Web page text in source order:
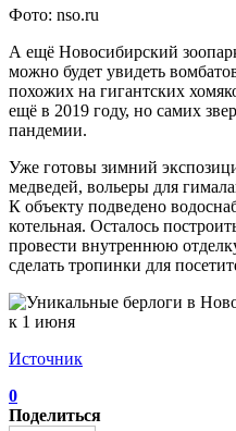
Фото: nso.ru
А ещё Новосибирский
можно будет увидеть
похожих на гигантских
ещё в 2019 году, но самих
пандемии.
Уже готовы зимний
медведей, вольеры для
К объекту подведено
котельная. Осталось
провести внутреннюю
сделать тропинки для
Источник
0
Поделиться